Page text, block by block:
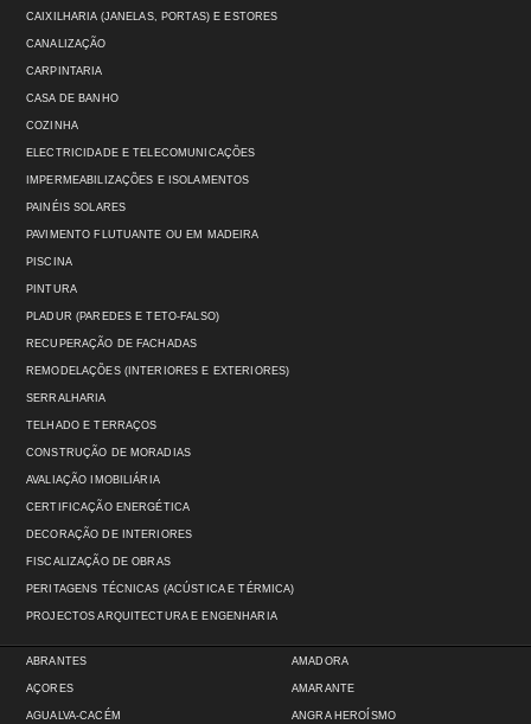
CAIXILHARIA (JANELAS, PORTAS) E ESTORES
CANALIZAÇÃO
CARPINTARIA
CASA DE BANHO
COZINHA
ELECTRICIDADE E TELECOMUNICAÇÕES
IMPERMEABILIZAÇÕES E ISOLAMENTOS
PAINÉIS SOLARES
PAVIMENTO FLUTUANTE OU EM MADEIRA
PISCINA
PINTURA
PLADUR (PAREDES E TETO-FALSO)
RECUPERAÇÃO DE FACHADAS
REMODELAÇÕES (INTERIORES E EXTERIORES)
SERRALHARIA
TELHADO E TERRAÇOS
CONSTRUÇÃO DE MORADIAS
AVALIAÇÃO IMOBILIÁRIA
CERTIFICAÇÃO ENERGÉTICA
DECORAÇÃO DE INTERIORES
FISCALIZAÇÃO DE OBRAS
PERITAGENS TÉCNICAS (ACÚSTICA E TÉRMICA)
PROJECTOS ARQUITECTURA E ENGENHARIA
ABRANTES
AÇORES
AGUALVA-CACÉM
AMADORA
AMARANTE
ANGRA HEROÍSMO